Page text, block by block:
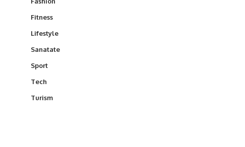
Fitness
Lifestyle
Sanatate
Sport
Tech
Turism